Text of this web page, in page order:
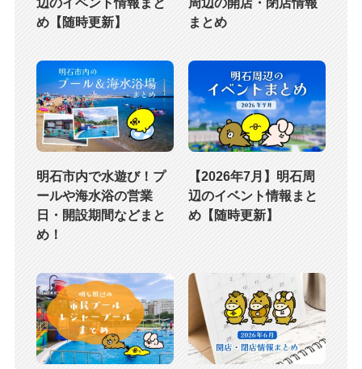
め【随時更新】
まとめ
明石市内で水遊び！プ
ールや海水浴の営業
日・開設期間などまと
め！
【2026年7月】明石周
辺のイベント情報まと
め【随時更新】